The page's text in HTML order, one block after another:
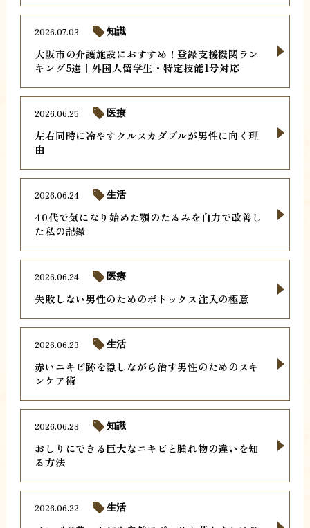
大阪市の介護施設におすすめ！登録支援機関ラン
キング5選｜外国人留学生・特定技能1号対応
2026.07.03 知識
左右同時に冷やすクルスカダブルが男性に向く理
由
2026.06.25 医療
40代で気になり始めた顎のたるみを自力で改善し
た私の記録
2026.06.24 生活
失敗しない男性のためのボトックス注入の極意
2026.06.24 医療
赤いニキビ跡を隠しながら治す男性のためのスキ
ンケア術
2026.06.23 生活
おしりにできる巨大なニキビと腫れ物の違いを知
る方法
2026.06.23 知識
2026.06.22 生活